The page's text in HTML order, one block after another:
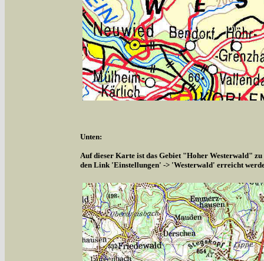
Unten:
Auf dieser Karte ist das Gebiet "Hoher Westerwald"
den Link 'Einstellungen' -> 'Westerwald' erreicht